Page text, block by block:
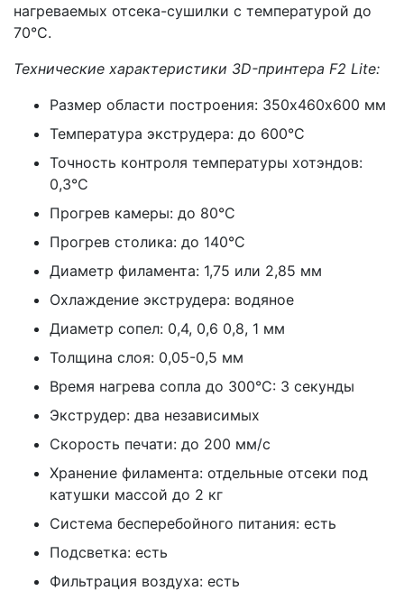
нагреваемых отсека-сушилки с температурой до
70°С.
Технические характеристики 3D-принтера F2 Lite:
Размер области построения: 350х460х600 мм
Температура экструдера: до 600°С
Точность контроля температуры хотэндов:
0,3°C
Прогрев камеры: до 80°С
Прогрев столика: до 140°С
Диаметр филамента: 1,75 или 2,85 мм
Охлаждение экструдера: водяное
Диаметр сопел: 0,4, 0,6 0,8, 1 мм
Толщина слоя: 0,05-0,5 мм
Время нагрева сопла до 300°С: 3 секунды
Экструдер: два независимых
Скорость печати: до 200 мм/c
Хранение филамента: отдельные отсеки под
катушки массой до 2 кг
Система бесперебойного питания: есть
Подсветка: есть
Фильтрация воздуха: есть